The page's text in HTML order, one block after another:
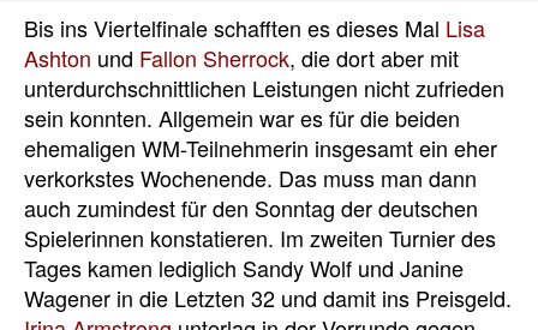
Bis ins Viertelfinale schafften es dieses Mal Lisa
Ashton und Fallon Sherrock, die dort aber mit
unterdurchschnittlichen Leistungen nicht zufrieden
sein konnten. Allgemein war es für die beiden
ehemaligen WM-Teilnehmerin insgesamt ein eher
verkorkstes Wochenende. Das muss man dann
auch zumindest für den Sonntag der deutschen
Spielerinnen konstatieren. Im zweiten Turnier des
Tages kamen lediglich Sandy Wolf und Janine
Wagener in die Letzten 32 und damit ins Preisgeld.